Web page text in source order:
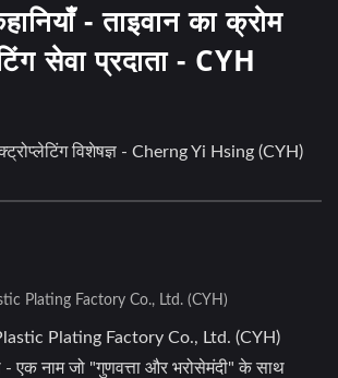
- ताइवान का क्रोम
सेवा प्रदाता - CYH
विशेषज्ञ - Cherng Yi Hsing (CYH)
Plating Factory Co., Ltd. (CYH)
Plating Factory Co., Ltd. (CYH)
- एक नाम जो "गुणवत्ता और भरोसेमंदी" के साथ